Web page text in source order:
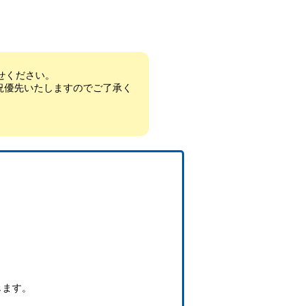
ださい。
先いたしますのでご了承く
す。